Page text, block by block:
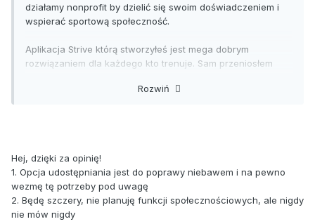
działamy nonprofit by dzielić się swoim doświadczeniem i
wspierać sportową społeczność.
Aplikacja Strive którą stworzyłeś jest mega dobrym
rozwiązaniem dla każdego kto trenuje. Sam przeniosłem
stworzonego w exelu do aplikacji Strive. Proste i bardzo
parametrami wprowadzonymi w wykonanej serii,
nieograniczona ilość programowania treningowego, bardzo
łatwe dodawanie własnych ćwiczeń i możliwość ich edycji.
Niewiarygodne że tego typu aplikacja jest zupełnie za
darmo jestem pełen podziwu za ten projekt. Oczywiście
Rozwiń
Hej, dzięki za opinię!
1. Opcja udostępniania jest do poprawy niebawem i na pewno
wezmę tę potrzeby pod uwagę
2. Będę szczery, nie planuję funkcji społecznościowych, ale nigdy
nie mów nigdy